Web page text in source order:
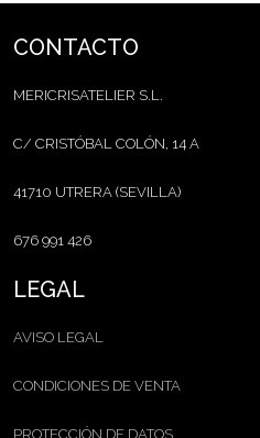
CONTACTO
MERICRISATELIER S.L.
C/ CRISTÓBAL COLÓN, 14 A
41710 UTRERA (SEVILLA)
676 991 426
LEGAL
AVISO LEGAL
CONDICIONES DE VENTA
PROTECCIÓN DE DATOS